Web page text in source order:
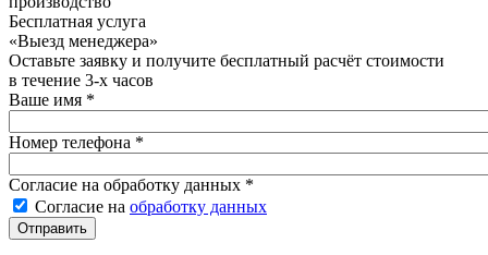
Бесплатная услуга
«Выезд менеджера»
Оставьте заявку и получите бесплатный расчёт стоимости
в течение 3‑х часов
Ваше имя *
Номер телефона *
Согласие на обработку данных *
Согласие на обработку данных